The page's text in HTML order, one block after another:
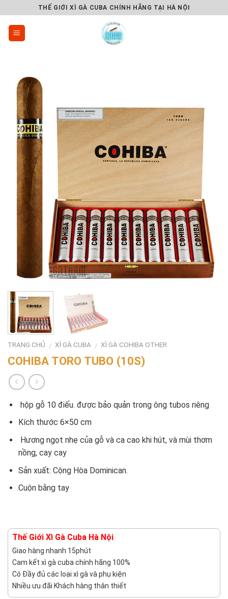
to
content
THẾ GIỚI XÌ GÀ CUBA CHÍNH HÃNG TẠI HÀ NỘI
TRANG CHỦ / XÌ GÀ CUBA / XÌ GÀ COHIBA OTHER
COHIBA TORO TUBO (10S)
hộp gỗ 10 điếu. được bảo quản trong ông tubos riêng
Kích thước 6×50 cm
Hương ngọt nhẹ của gỗ và ca cao khi hút, và mùi thơm
nồng, cay cay
Sản xuất: Cộng Hòa Dominican.
Cuộn bằng tay
Thế Giới Xì Gà Cuba Hà Nội
Giao hàng nhanh 15phút
Cam kết xì gà cuba chính hãng 100%
Có Đầy đủ các loại xì gà và phụ kiện
Nhiều ưu đãi Khách hàng thân thiết